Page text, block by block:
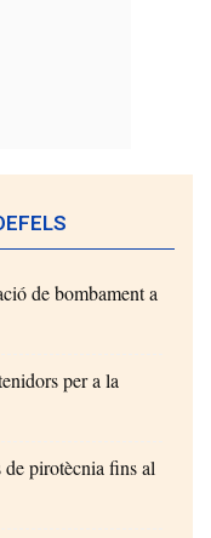
de bombament a
per a la
pirotècnia fins al